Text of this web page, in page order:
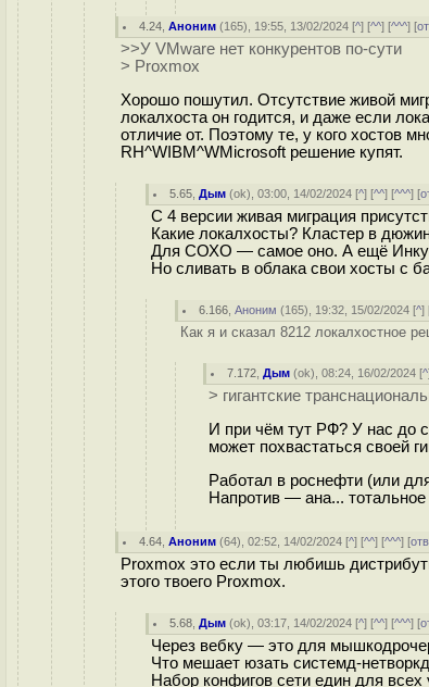
4.24 ,Аноним (165), 19:55, 13/02/2024 [^] [^^] [^^^] [
>>У VMware нет конкурентов по-сути
> Proxmox
Хорошо пошутил. Отсутствие живой
локалхоста он годится, и даже если
отличие от. Поэтому те, у кого хостов
RH^WIBM^WMicrosoft решение купят.
5.65 ,Дым (ok), 03:00, 14/02/2024 [^] [^^] [^^^] [
С 4 версии живая миграция
Какие локалхосты? Кластер в
Для СОХО — самое оно. А ещё
Но сливать в облака свои хосты с
6.166 ,Аноним (165), 19:32, 15/02/2024 [^]
Как я и сказал 8212 локалхостное
7.172 ,Дым (ok), 08:24, 16/02/2024 [^
> гигантские
И при чём тут РФ? У нас до
может похвастаться своей
Работал в роснефти (или
Напротив — ана...
4.64 ,Аноним (64), 02:52, 14/02/2024 [^] [^^] [^^^] [
Proxmox это если ты любишь
этого твоего Proxmox.
5.68 ,Дым (ok), 03:17, 14/02/2024 [^] [^^] [^^^] [
Через вебку — это для
Что мешает юзать системд-
Набор конфигов сети един для